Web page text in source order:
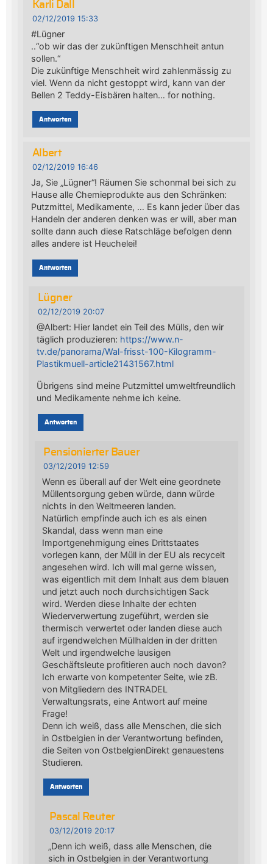
Karli Dall
02/12/2019 15:33
#Lügner
..“ob wir das der zukünftigen Menschheit antun
sollen.“
Die zukünftige Menschheit wird zahlenmässig zu
viel. Wenn da nicht gestoppt wird, kann van der
Bellen 2 Teddy-Eisbären halten… for nothing.
Antworten
Albert
02/12/2019 16:46
Ja, Sie „Lügner“! Räumen Sie schonmal bei sich zu
Hause alle Chemieprodukte aus den Schränken:
Putzmittel, Medikamente, … Es kann jeder über das
Handeln der anderen denken was er will, aber man
sollte dann auch diese Ratschläge befolgen denn
alles andere ist Heuchelei!
Antworten
Lügner
02/12/2019 20:07
@Albert: Hier landet ein Teil des Mülls, den wir
täglich produzieren: https://www.n-
tv.de/panorama/Wal-frisst-100-Kilogramm-
Plastikmuell-article21431567.html
Übrigens sind meine Putzmittel umweltfreundlich
und Medikamente nehme ich keine.
Antworten
Pensionierter Bauer
03/12/2019 12:59
Wenn es überall auf der Welt eine geordnete
Müllentsorgung geben würde, dann würde
nichts in den Weltmeeren landen.
Natürlich empfinde auch ich es als einen
Skandal, dass wenn man eine
Importgenehmigung eines Drittstaates
vorlegen kann, der Müll in der EU als recycelt
angesehen wird. Ich will mal gerne wissen,
was eigentlich mit dem Inhalt aus dem blauen
und jetzt auch noch durchsichtigen Sack
wird. Werden diese Inhalte der echten
Wiederverwertung zugeführt, werden sie
thermisch verwertet oder landen diese auch
auf irgendwelchen Müllhalden in der dritten
Welt und irgendwelche lausigen
Geschäftsleute profitieren auch noch davon?
Ich erwarte von kompetenter Seite, wie zB.
von Mitgliedern des INTRADEL
Verwaltungsrats, eine Antwort auf meine
Frage!
Denn ich weiß, dass alle Menschen, die sich
in Ostbelgien in der Verantwortung befinden,
die Seiten von OstbelgienDirekt genauestens
Studieren.
Antworten
Pascal Reuter
03/12/2019 20:17
„Denn ich weiß, dass alle Menschen, die
sich in Ostbelgien in der Verantwortung